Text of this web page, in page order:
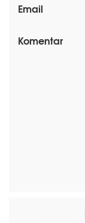
Email
Komentar